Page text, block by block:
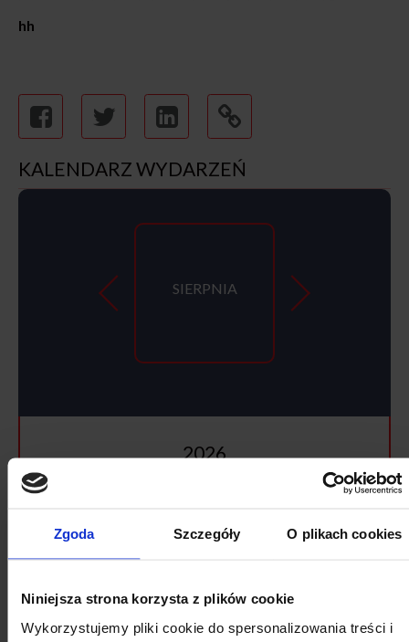
Zgoda Szczegóły O plikach cookies
Niniejsza strona korzysta z plików cookie
Wykorzystujemy pliki cookie do spersonalizowania treści i
hh
KALENDARZ WYDARZEŃ
SIERPNIA
2026
3 4 5 6 7 8 9